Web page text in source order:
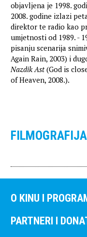
objavljena je 1998.
2008. godine izlazi
direktor te radio kao
umjetnosti od 1989. -
pisanju scenarija
Again Rain, 2003) i
Nazdik Ast(God is
of Heaven, 2008.).
FILMOGRAFIJA
O KINU I
PARTNERI I